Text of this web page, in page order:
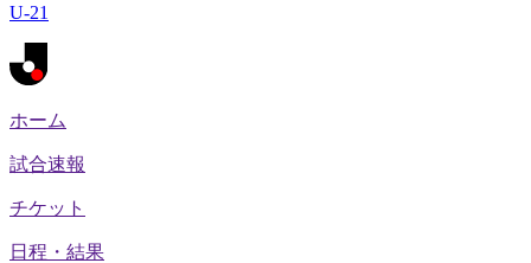
U-21
ホーム
試合速報
チケット
日程・結果